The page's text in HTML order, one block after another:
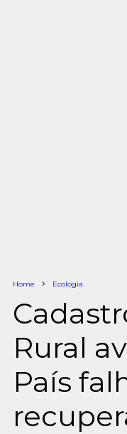
Home Ecologia
Rural
País